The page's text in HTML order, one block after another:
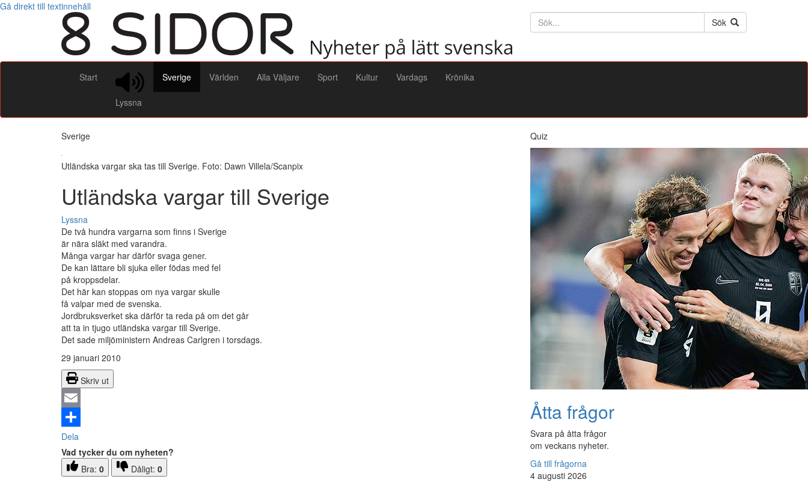
Gå direkt till textinnehåll
Söktext
Sök
Start
Lyssna
Sverige Världen Alla Väljare Sport Kultur Vardags Krönika
Sverige
Utländska vargar ska tas till Sverige. Foto: Dawn Villela/Scanpix
Utländska vargar till Sverige
Lyssna
De två hundra vargarna som finns i Sverige
är nära släkt med varandra.
Många vargar har därför svaga gener.
De kan lättare bli sjuka eller födas med fel
på kroppsdelar.
Det här kan stoppas om nya vargar skulle
få valpar med de svenska.
Jordbruksverket ska därför ta reda på om det går
att ta in tjugo utländska vargar till Sverige.
Det sade miljöministern Andreas Carlgren i torsdags.
29 januari 2010
Skriv ut
Email
Dela
Vad tycker du om nyheten?
Bra: 0 Dåligt: 0
Quiz
Åtta frågor
Svara på åtta frågor
om veckans nyheter.
Gå till frågorna
4 augusti 2026